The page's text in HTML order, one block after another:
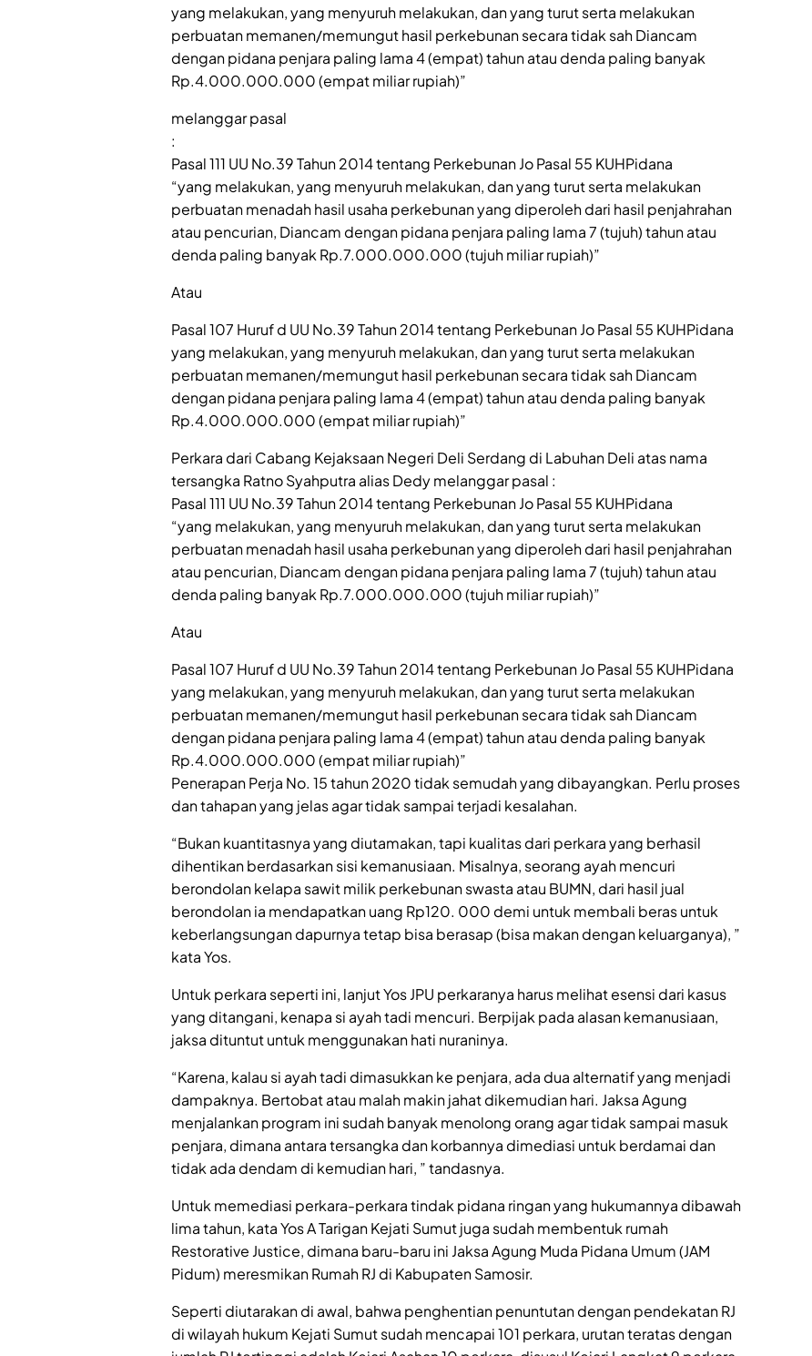
yang melakukan, yang menyuruh melakukan, dan yang turut serta melakukan
perbuatan memanen/memungut hasil perkebunan secara tidak sah Diancam
dengan pidana penjara paling lama 4 (empat) tahun atau denda paling banyak
Rp.4.000.000.000 (empat miliar rupiah)”
melanggar pasal
:
Pasal 111 UU No.39 Tahun 2014 tentang Perkebunan Jo Pasal 55 KUHPidana
“yang melakukan, yang menyuruh melakukan, dan yang turut serta melakukan
perbuatan menadah hasil usaha perkebunan yang diperoleh dari hasil penjahrahan
atau pencurian, Diancam dengan pidana penjara paling lama 7 (tujuh) tahun atau
denda paling banyak Rp.7.000.000.000 (tujuh miliar rupiah)”
Atau
Pasal 107 Huruf d UU No.39 Tahun 2014 tentang Perkebunan Jo Pasal 55 KUHPidana
yang melakukan, yang menyuruh melakukan, dan yang turut serta melakukan
perbuatan memanen/memungut hasil perkebunan secara tidak sah Diancam
dengan pidana penjara paling lama 4 (empat) tahun atau denda paling banyak
Rp.4.000.000.000 (empat miliar rupiah)”
Perkara dari Cabang Kejaksaan Negeri Deli Serdang di Labuhan Deli atas nama
tersangka Ratno Syahputra alias Dedy melanggar pasal :
Pasal 111 UU No.39 Tahun 2014 tentang Perkebunan Jo Pasal 55 KUHPidana
“yang melakukan, yang menyuruh melakukan, dan yang turut serta melakukan
perbuatan menadah hasil usaha perkebunan yang diperoleh dari hasil penjahrahan
atau pencurian, Diancam dengan pidana penjara paling lama 7 (tujuh) tahun atau
denda paling banyak Rp.7.000.000.000 (tujuh miliar rupiah)”
Atau
Pasal 107 Huruf d UU No.39 Tahun 2014 tentang Perkebunan Jo Pasal 55 KUHPidana
yang melakukan, yang menyuruh melakukan, dan yang turut serta melakukan
perbuatan memanen/memungut hasil perkebunan secara tidak sah Diancam
dengan pidana penjara paling lama 4 (empat) tahun atau denda paling banyak
Rp.4.000.000.000 (empat miliar rupiah)”
Penerapan Perja No. 15 tahun 2020 tidak semudah yang dibayangkan. Perlu proses
dan tahapan yang jelas agar tidak sampai terjadi kesalahan.
“Bukan kuantitasnya yang diutamakan, tapi kualitas dari perkara yang berhasil
dihentikan berdasarkan sisi kemanusiaan. Misalnya, seorang ayah mencuri
berondolan kelapa sawit milik perkebunan swasta atau BUMN, dari hasil jual
berondolan ia mendapatkan uang Rp120. 000 demi untuk membali beras untuk
keberlangsungan dapurnya tetap bisa berasap (bisa makan dengan keluarganya), ”
kata Yos.
Untuk perkara seperti ini, lanjut Yos JPU perkaranya harus melihat esensi dari kasus
yang ditangani, kenapa si ayah tadi mencuri. Berpijak pada alasan kemanusiaan,
jaksa dituntut untuk menggunakan hati nuraninya.
“Karena, kalau si ayah tadi dimasukkan ke penjara, ada dua alternatif yang menjadi
dampaknya. Bertobat atau malah makin jahat dikemudian hari. Jaksa Agung
menjalankan program ini sudah banyak menolong orang agar tidak sampai masuk
penjara, dimana antara tersangka dan korbannya dimediasi untuk berdamai dan
tidak ada dendam di kemudian hari, ” tandasnya.
Untuk memediasi perkara-perkara tindak pidana ringan yang hukumannya dibawah
lima tahun, kata Yos A Tarigan Kejati Sumut juga sudah membentuk rumah
Restorative Justice, dimana baru-baru ini Jaksa Agung Muda Pidana Umum (JAM
Pidum) meresmikan Rumah RJ di Kabupaten Samosir.
Seperti diutarakan di awal, bahwa penghentian penuntutan dengan pendekatan RJ
di wilayah hukum Kejati Sumut sudah mencapai 101 perkara, urutan teratas dengan